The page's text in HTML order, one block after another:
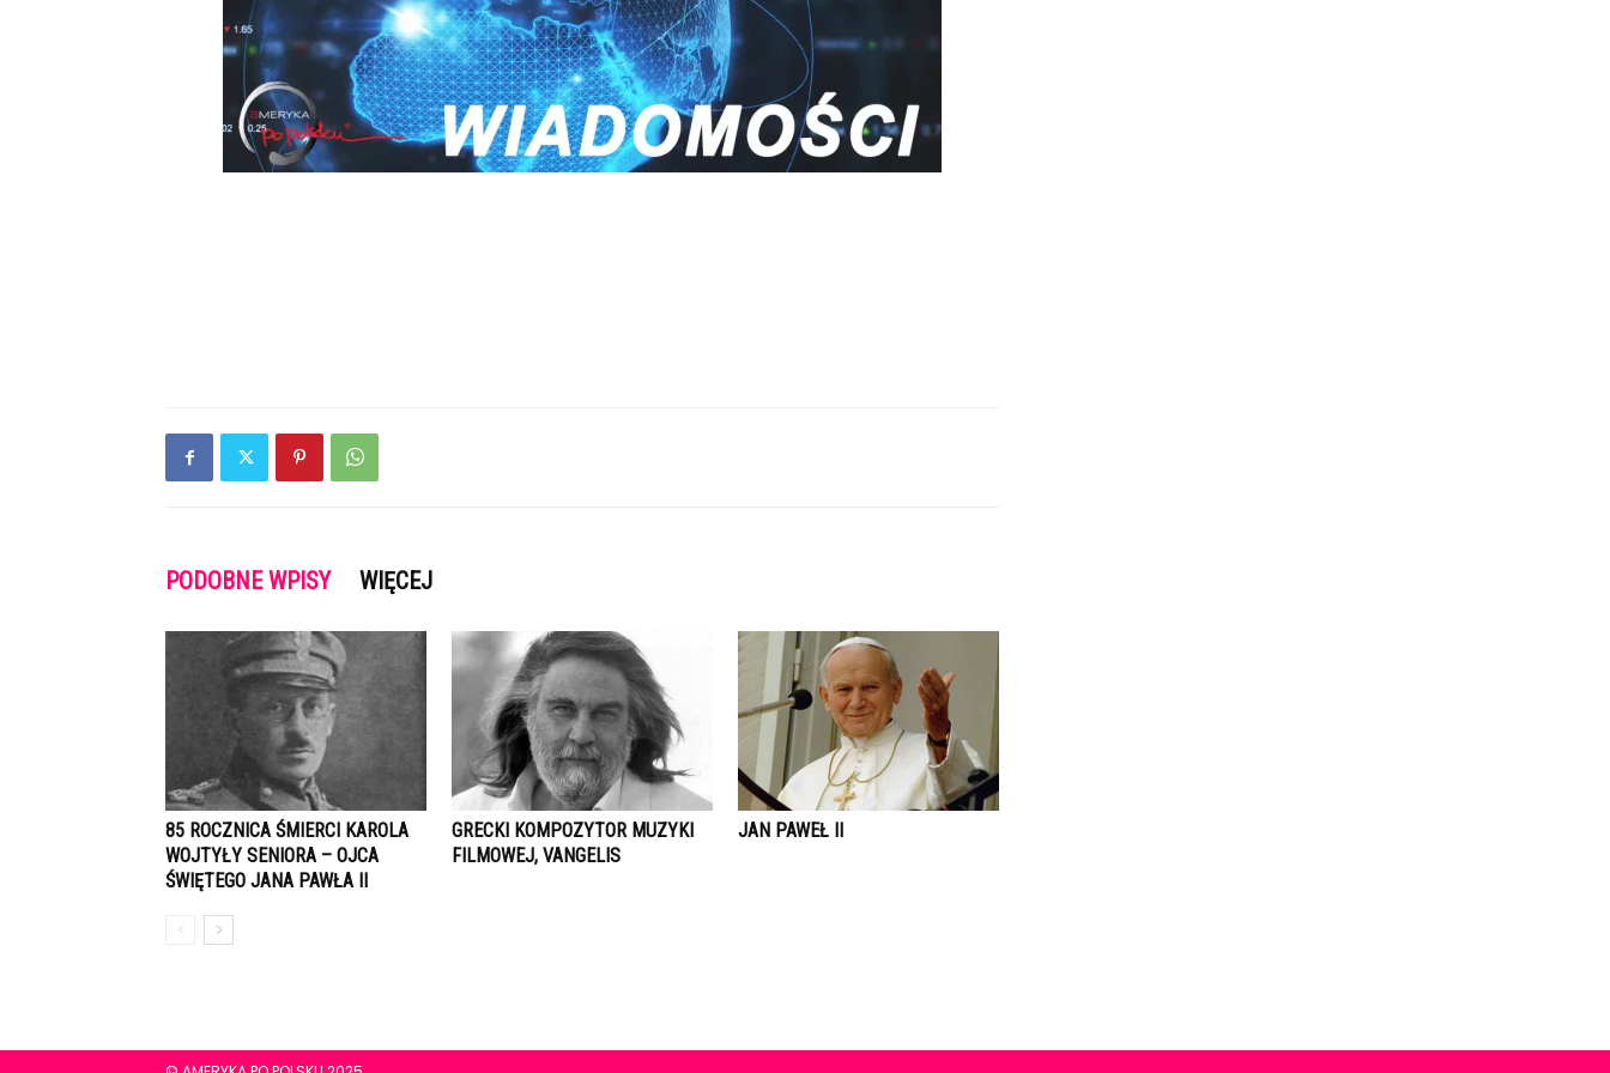
PODOBNE WPISY WIĘCEJ
85 ROCZNICA ŚMIERCI KAROLA
WOJTYŁY SENIORA – OJCA
ŚWIĘTEGO JANA PAWŁA II
GRECKI KOMPOZYTOR MUZYKI
FILMOWEJ, VANGELIS
JAN PAWEŁ II